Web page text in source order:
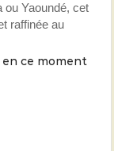
ou Yaoundé, cet
raffinée au
ce moment